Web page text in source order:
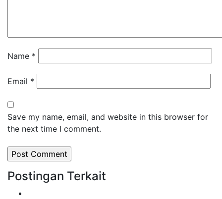
Name *
Email *
Save my name, email, and website in this browser for
the next time I comment.
Postingan Terkait